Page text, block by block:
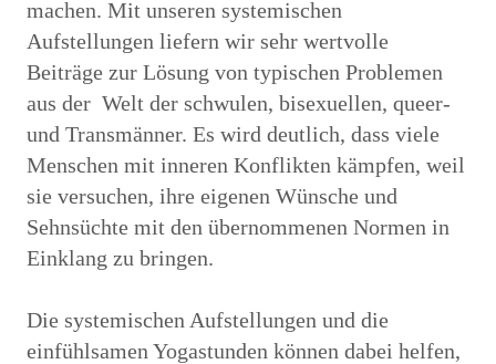
machen. Mit unseren systemischen
Aufstellungen liefern wir sehr wertvolle
Beiträge zur Lösung von typischen Problemen
aus der Welt der schwulen, bisexuellen, queer-
und Transmänner. Es wird deutlich, dass viele
Menschen mit inneren Konflikten kämpfen, weil
sie versuchen, ihre eigenen Wünsche und
Sehnsüchte mit den übernommenen Normen in
Einklang zu bringen.
Die systemischen Aufstellungen und die
einfühlsamen Yogastunden können dabei helfen,